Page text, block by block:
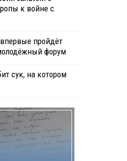
к войне с
пройдёт
форум
сук, на котором